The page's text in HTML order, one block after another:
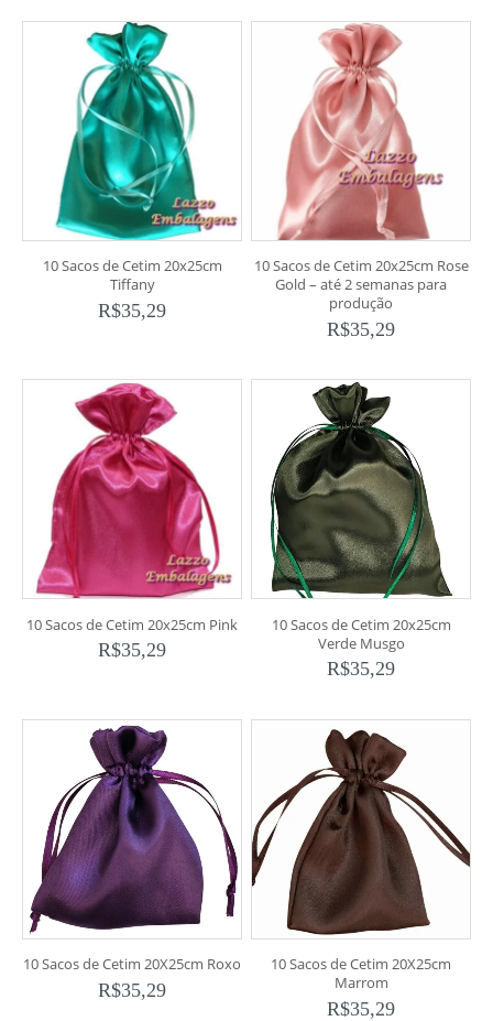
10 Sacos de Cetim 20x25cm
Tiffany
R$35,29
10 Sacos de Cetim 20x25cm Rose
Gold – até 2 semanas para
produção
R$35,29
10 Sacos de Cetim 20x25cm Pink
R$35,29
10 Sacos de Cetim 20x25cm
Verde Musgo
R$35,29
10 Sacos de Cetim 20X25cm Roxo
R$35,29
10 Sacos de Cetim 20X25cm
Marrom
R$35,29